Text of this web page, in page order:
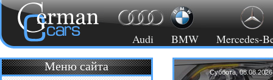
Audi BMW Mercedes-
Меню сайта Суббота, 08.08.2026